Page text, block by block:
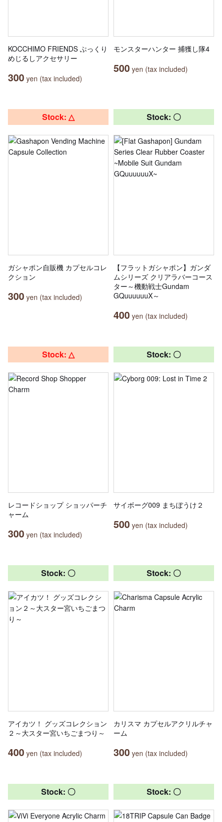
KOCCHIMO FRIENDS ぷっくり
めじるしアクセサリー
300 yen (tax included)
モンスターハンター 捕獲し隊4
500 yen (tax included)
Stock: △
ガシャポン自販機 カプセルコレ
クション
300 yen (tax included)
Stock: 〇
【フラットガシャポン】ガンダ
ムシリーズ クリアラバーコース
ター～機動戦士Gundam
GQuuuuuuX～
400 yen (tax included)
Stock: △
レコードショップ ショッパーチ
ャーム
300 yen (tax included)
Stock: 〇
サイボーグ009 まちぼうけ２
500 yen (tax included)
Stock: 〇
アイカツ！ グッズコレクション
２～大スター宮いちごまつり～
400 yen (tax included)
Stock: 〇
カリスマ カプセルアクリルチャ
ーム
300 yen (tax included)
Stock: 〇 Stock: 〇